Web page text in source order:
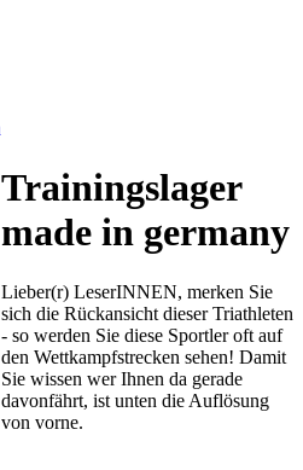
Trainingslager
made in germany
Lieber(r) LeserINNEN, merken Sie
sich die Rückansicht dieser Triathleten
- so werden Sie diese Sportler oft auf
den Wettkampfstrecken sehen! Damit
Sie wissen wer Ihnen da gerade
davonfährt, ist unten die Auflösung
von vorne.